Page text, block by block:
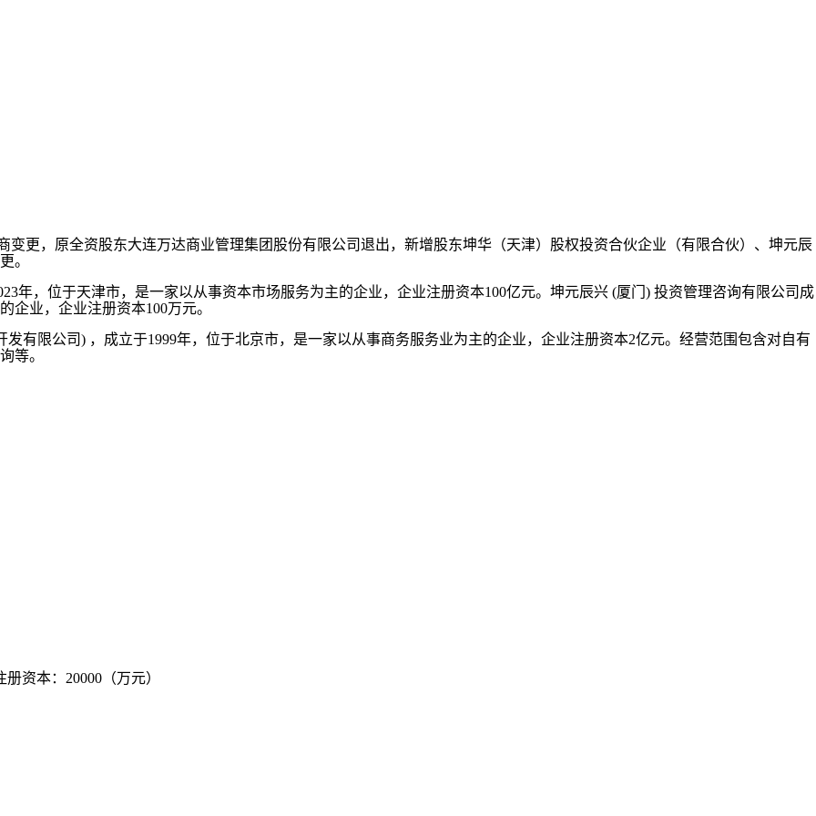
，原全资股东大连万达商业管理集团股份有限公司退出，新增股东坤华（天津）股权投资合伙企业（有限合伙）、坤元辰
。
，位于天津市，是一家以从事资本市场服务为主的企业，企业注册资本100亿元。坤元辰兴 (厦门) 投资管理咨询有限公司成
企业，企业注册资本100万元。
限公司) ，成立于1999年，位于北京市，是一家以从事商务服务业为主的企业，企业注册资本2亿元。经营范围包含对自有
等。
资本：20000（万元）